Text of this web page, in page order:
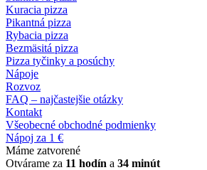
Kuracia pizza
Pikantná pizza
Rybacia pizza
Bezmäsitá pizza
Pizza tyčinky a posúchy
Nápoje
Rozvoz
FAQ – najčastejšie otázky
Kontakt
Všeobecné obchodné podmienky
Nápoj za 1 €
Máme zatvorené
Otvárame za 11 hodín a 34 minút